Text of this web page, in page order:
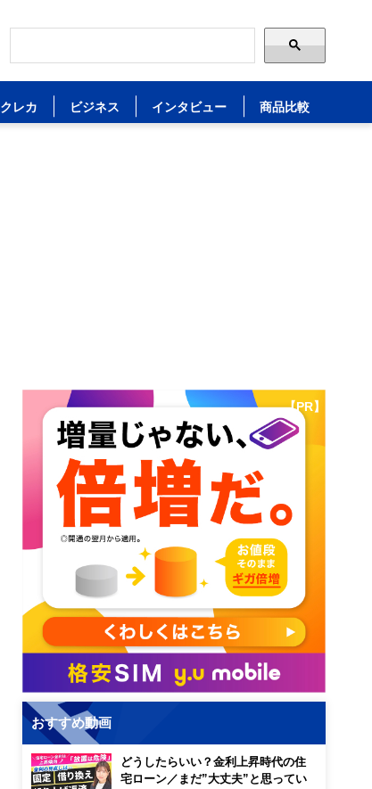
クレカ ビジネス インタビュー 商品比較
【PR】
おすすめ動画
どうしたらいい？金利上昇時代の住
宅ローン／まだ”大丈夫”と思ってい